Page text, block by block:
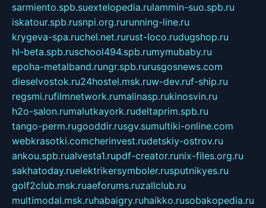
sarmiento.spb.suextelopedia.rulammin-suo.spb.ru
iskatour.spb.rusnpi.org.rurunning-line.ru
krygeva-spa.ruchel.net.rurust-loco.rudugshop.ru
hl-beta.spb.ruschool494.spb.rumymubaby.ru
epoha-metalband.rungr.spb.rurusgosnews.com
dieselvostok.ru24hostel.msk.ruw-dev.ruf-ship.ru
regsmi.rufilmnetwork.rumalinasp.rukinosvin.ru
h2o-salon.rumalutkayork.rudeltaprim.spb.ru
tango-perm.rugooddir.rusgv.sumultiki-online.com
webkrasotki.comcherinvest.rudetskiy-ostrov.ru
ankou.spb.rualvesta1.rupdf-creator.runix-files.org.ru
sakhatoday.ruelektrikersymboler.rusputnikyes.ru
golf2club.msk.ruaeforums.ruzallclub.ru
multimodal.msk.ruhabaigry.ruhaikko.rusobakopedia.ru